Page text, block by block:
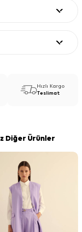
Hızlı Kargo
Teslimat
Diğer Ürünler